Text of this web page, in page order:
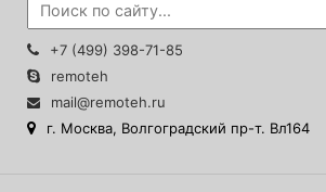
+7 (499) 398-71-85
remoteh
mail@remoteh.ru
г. Москва, Волгоградский пр-т. Вл164